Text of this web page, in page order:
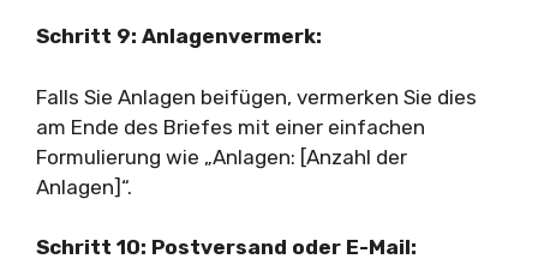
Schritt 9: Anlagenvermerk:
Falls Sie Anlagen beifügen, vermerken Sie dies
am Ende des Briefes mit einer einfachen
Formulierung wie „Anlagen: [Anzahl der
Anlagen]“.
Schritt 10: Postversand oder E-Mail: